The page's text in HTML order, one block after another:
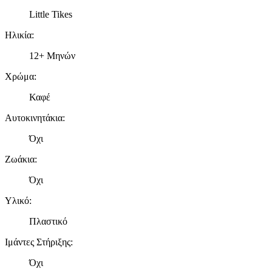
Little Tikes
Ηλικία:
12+ Μηνών
Χρώμα:
Καφέ
Αυτοκινητάκια:
Όχι
Ζωάκια:
Όχι
Υλικό:
Πλαστικό
Ιμάντες Στήριξης:
Όχι